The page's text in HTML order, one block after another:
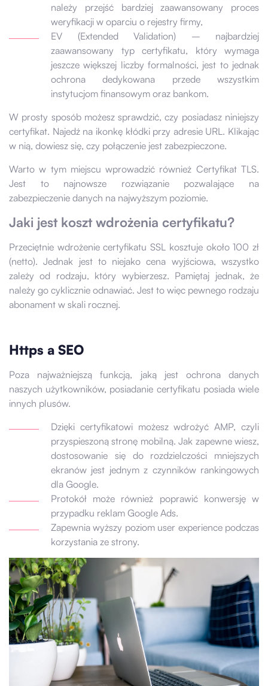
należy przejść bardziej zaawansowany proces
weryfikacji w oparciu o rejestry firmy,
EV (Extended Validation) – najbardziej
zaawansowany typ certyfikatu, który wymaga
jeszcze większej liczby formalności, jest to jednak
ochrona dedykowana przede wszystkim
instytucjom finansowym oraz bankom.
W prosty sposób możesz sprawdzić, czy posiadasz niniejszy
certyfikat. Najedź na ikonkę kłódki przy adresie URL. Klikając
w nią, dowiesz się, czy połączenie jest zabezpieczone.
Warto w tym miejscu wprowadzić również Certyfikat TLS.
Jest to najnowsze rozwiązanie pozwalające na
zabezpieczenie danych na najwyższym poziomie.
Jaki jest koszt wdrożenia certyfikatu?
Przeciętnie wdrożenie certyfikatu SSL kosztuje około 100 zł
(netto). Jednak jest to niejako cena wyjściowa, wszystko
zależy od rodzaju, który wybierzesz. Pamiętaj jednak, że
należy go cyklicznie odnawiać. Jest to więc pewnego rodzaju
abonament w skali rocznej.
Https a SEO
Poza najważniejszą funkcją, jaką jest ochrona danych
naszych użytkowników, posiadanie certyfikatu posiada wiele
innych plusów.
Dzięki certyfikatowi możesz wdrożyć AMP, czyli
przyspieszoną stronę mobilną. Jak zapewne wiesz,
dostosowanie się do rozdzielczości mniejszych
ekranów jest jednym z czynników rankingowych
dla Google.
Protokół może również poprawić konwersję w
przypadku reklam Google Ads.
Zapewnia wyższy poziom user experience podczas
korzystania ze strony.